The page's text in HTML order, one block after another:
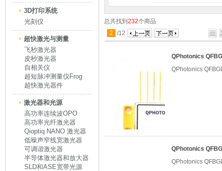
3D打印系统
光刻仪
超快激光与测量
飞秒激光器
皮秒激光器
自相关仪
超短脉冲测量仪Frog
超快激光器件
激光器和光源
高功率连续波OPO
高功率光纤激光器
Qioptiq NANO 激光器
低噪声窄线宽激光器
可调谐激光器
半导体激光器和放大器
SLD和ASE宽带光源
总共找到 232个商品
2
/12
QPhotonics
QPhotonics
QPhotonics
QPhotonics